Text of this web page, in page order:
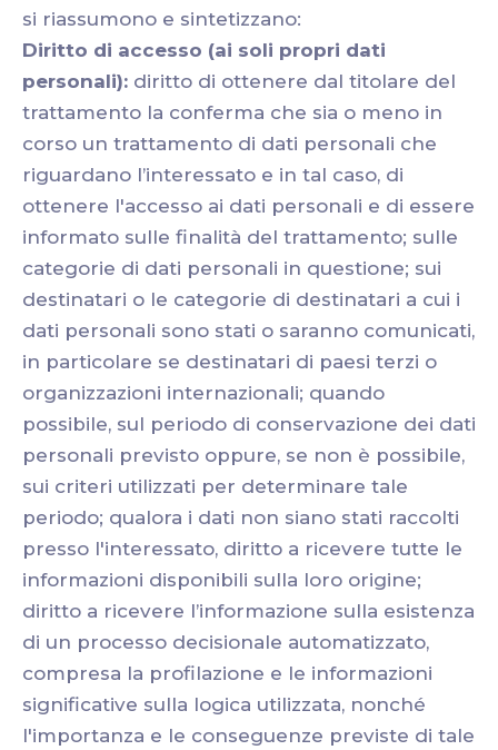
si riassumono e sintetizzano:
Diritto di accesso (ai soli propri dati
personali): diritto di ottenere dal titolare del
trattamento la conferma che sia o meno in
corso un trattamento di dati personali che
riguardano l’interessato e in tal caso, di
ottenere l'accesso ai dati personali e di essere
informato sulle finalità del trattamento; sulle
categorie di dati personali in questione; sui
destinatari o le categorie di destinatari a cui i
dati personali sono stati o saranno comunicati,
in particolare se destinatari di paesi terzi o
organizzazioni internazionali; quando
possibile, sul periodo di conservazione dei dati
personali previsto oppure, se non è possibile,
sui criteri utilizzati per determinare tale
periodo; qualora i dati non siano stati raccolti
presso l'interessato, diritto a ricevere tutte le
informazioni disponibili sulla loro origine;
diritto a ricevere l’informazione sulla esistenza
di un processo decisionale automatizzato,
compresa la profilazione e le informazioni
significative sulla logica utilizzata, nonché
l'importanza e le conseguenze previste di tale